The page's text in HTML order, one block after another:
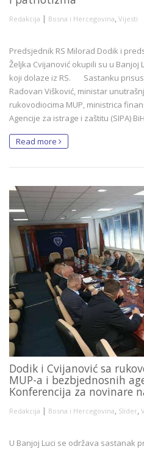
Redakcija | Bosna i Hercegovina, Vijesti
Predsjednik RS Milorad Dodik i
Željka Cvijanović okupili su u Banjoj
koji dolaze iz RS. Sastanku
Radovan Višković, ministar
rukovodiocima MUP, ministrica
Agencije za istrage i zaštitu (SIPA)
Read more
Dodik i Cvijanović sa
MUP-a i bezbjednosnih
Konferencija za novinare
Redakcija | Bosna i Hercegovina, Slider,
U Banjoj Luci se održava sastanak